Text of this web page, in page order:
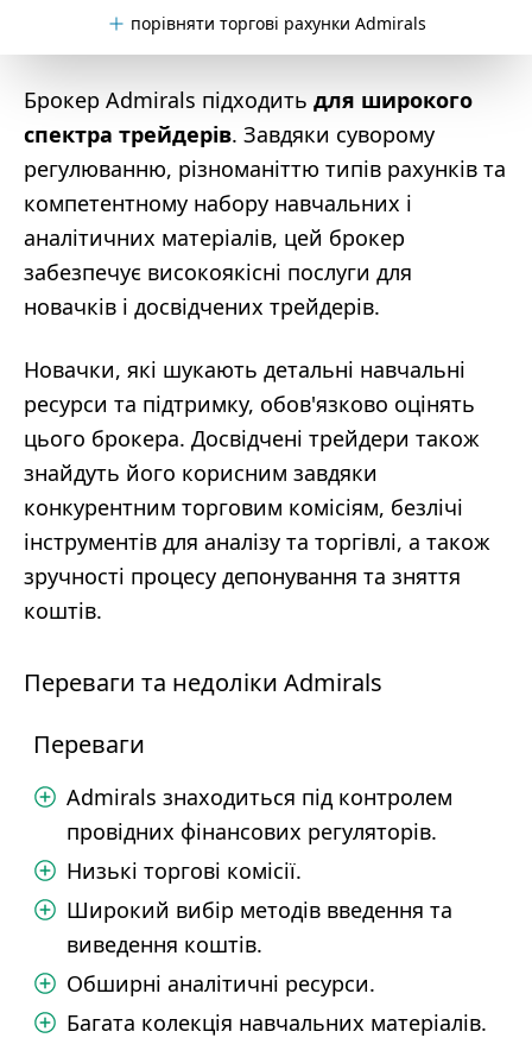
порівняти торгові рахунки Admirals
Брокер Admirals підходить для широкого
спектра трейдерів. Завдяки суворому
регулюванню, різноманіттю типів рахунків та
компетентному набору навчальних і
аналітичних матеріалів, цей брокер
забезпечує високоякісні послуги для
новачків і досвідчених трейдерів.
Новачки, які шукають детальні навчальні
ресурси та підтримку, обов'язково оцінять
цього брокера. Досвідчені трейдери також
знайдуть його корисним завдяки
конкурентним торговим комісіям, безлічі
інструментів для аналізу та торгівлі, а також
зручності процесу депонування та зняття
коштів.
Переваги та недоліки Admirals
Переваги
Admirals знаходиться під контролем
провідних фінансових регуляторів.
Низькі торгові комісії.
Широкий вибір методів введення та
виведення коштів.
Обширні аналітичні ресурси.
Багата колекція навчальних матеріалів.